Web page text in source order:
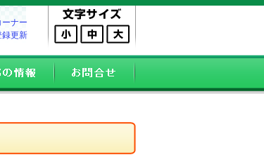
ーナー
更新